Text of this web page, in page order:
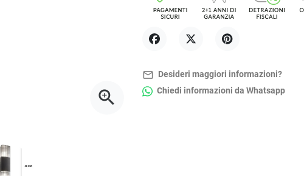
zoom_in
mail_outline Desideri maggiori informazioni?
Chiedi informazioni da Whatsapp